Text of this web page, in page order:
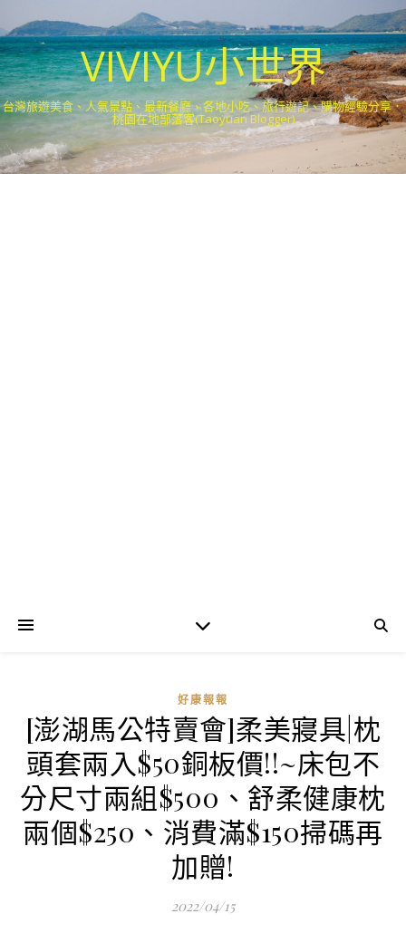
VIVIYU小世界
台灣旅遊美食、人氣景點、最新餐廳、各地小吃、旅行遊記、購物經驗分享．
桃園在地部落客(Taoyuan Blogger)
好康報報
[澎湖馬公特賣會]柔美寢具|枕
頭套兩入$50銅板價!!~床包不
分尺寸兩組$500、舒柔健康枕
兩個$250、消費滿$150掃碼再
加贈!
2022/04/15